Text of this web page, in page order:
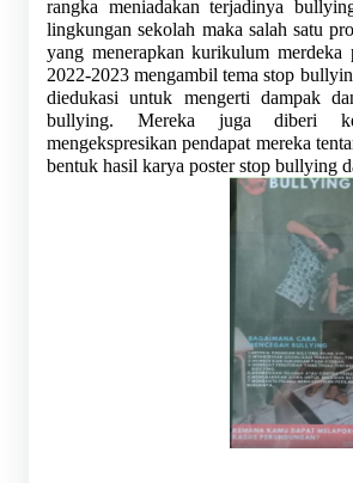
rangka meniadakan terjadinya
lingkungan sekolah maka salah satu
yang menerapkan kurikulum merdeka
2022-2023 mengambil tema stop
diedukasi untuk mengerti dampak
bullying. Mereka juga diberi
mengekspresikan pendapat mereka
bentuk hasil karya poster stop bullying